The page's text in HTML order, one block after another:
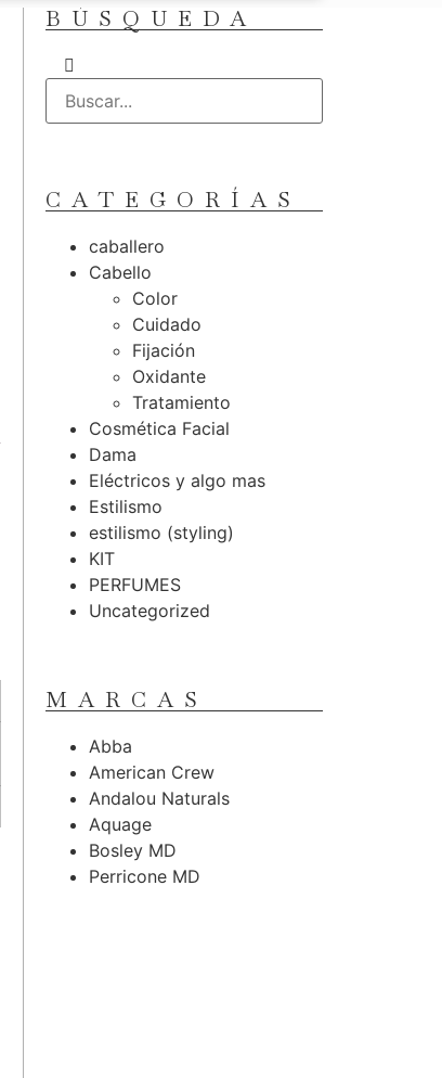
BÚSQUEDA
CATEGORÍAS
caballero
Cabello
Color
Cuidado
Fijación
Oxidante
Tratamiento
Cosmética Facial
Dama
Eléctricos y algo mas
Estilismo
estilismo (styling)
KIT
PERFUMES
Uncategorized
MARCAS
Abba
American Crew
Andalou Naturals
Aquage
Bosley MD
Perricone MD